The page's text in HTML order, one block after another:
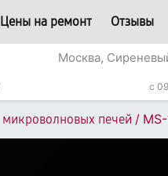
Цены на ремонт Отзывы
Москва,
c
печей /